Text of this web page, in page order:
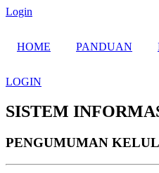
Login
HOME PANDUAN
LOGIN
SISTEM
PENGUMUMAN